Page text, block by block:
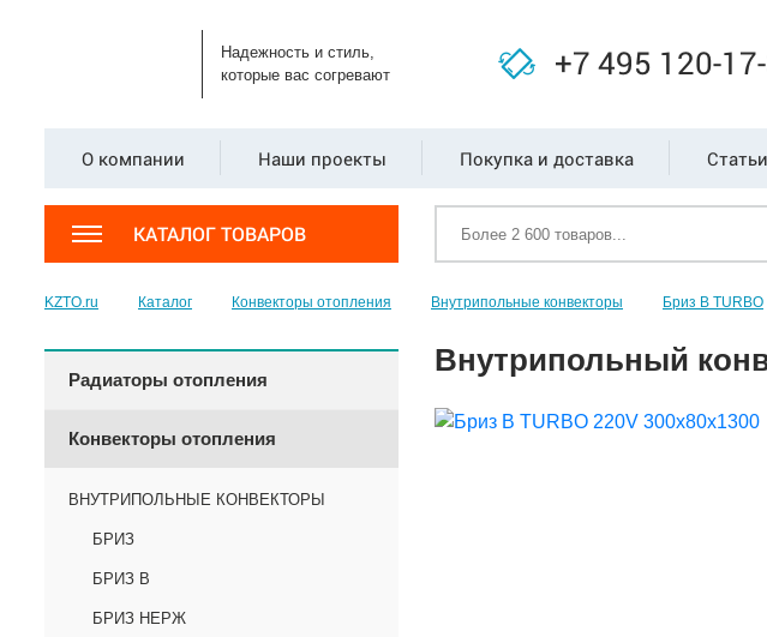
Надежность и стиль,
которые вас согревают
+7 495 120-
О компании Наши проекты Покупка и доставка Статьи
КАТАЛОГ ТОВАРОВ
KZTO.ru Каталог Конвекторы отопления Внутрипольные конвекторы Бриз В TURBO
Радиаторы отопления
Конвекторы отопления
ВНУТРИПОЛЬНЫЕ КОНВЕКТОРЫ
БРИЗ
БРИЗ В
БРИЗ НЕРЖ
Внутрипольный